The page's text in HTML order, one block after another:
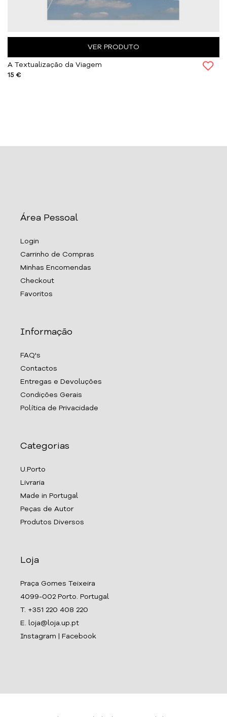
VER PRODUTO
A Textualização da Viagem
15 €
Área Pessoal
Login
Carrinho de Compras
Minhas Encomendas
Checkout
Favoritos
Informação
FAQ's
Contactos
Entregas e Devoluções
Condições Gerais
Política de Privacidade
Categorias
U.Porto
Livraria
Made in Portugal
Peças de Autor
Produtos Diversos
Loja
Praça Gomes Teixeira
4099-002 Porto. Portugal
T. +351 220 408 220
E. loja@loja.up.pt
Instagram
Facebook